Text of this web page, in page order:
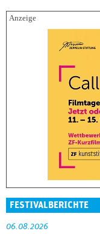
FESTIVALBERICHTE
06.08.2026